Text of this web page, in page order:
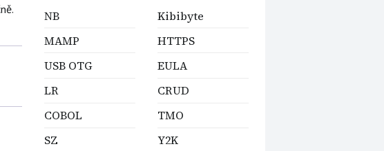
NB
MAMP
USB OTG
LR
COBOL
SZ
Kibibyte
HTTPS
EULA
CRUD
TMO
Y2K